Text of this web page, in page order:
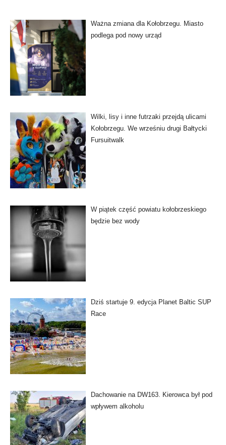
Ważna zmiana dla Kołobrzegu. Miasto
podlega pod nowy urząd
Wilki, lisy i inne futrzaki przejdą ulicami
Kołobrzegu. We wrześniu drugi Bałtycki
Fursuitwalk
W piątek część powiatu kołobrzeskiego
będzie bez wody
Dziś startuje 9. edycja Planet Baltic SUP
Race
Dachowanie na DW163. Kierowca był pod
wpływem alkoholu